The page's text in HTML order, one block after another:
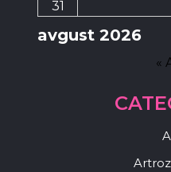
avgust 2026
31
«